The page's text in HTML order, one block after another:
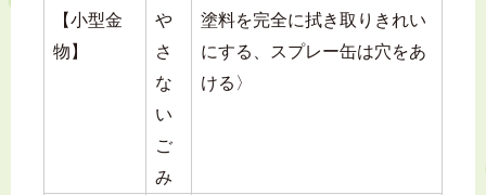
【小型金
物】
や
さ
な
い
ご
み
塗料を完全に拭き取りきれい
にする、スプレー缶は穴をあ
ける〉